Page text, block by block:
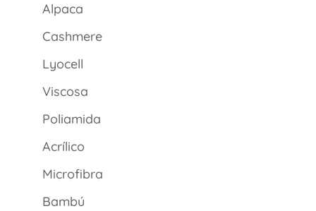
Alpaca
Cashmere
Lyocell
Viscosa
Poliamida
Acrílico
Microfibra
Bambú